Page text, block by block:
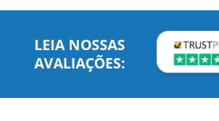
LEIA NOSSAS
AVALIAÇÕES: